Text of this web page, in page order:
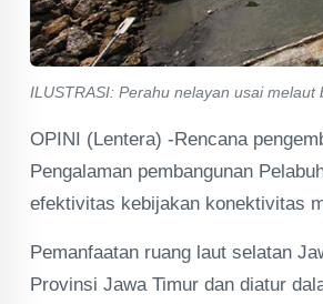
ILUSTRASI: Perahu nelayan usai
OPINI (Lentera) -Rencana
Pengalaman pembangunan
efektivitas kebijakan konektivitas
Pemanfaatan ruang laut selatan
Provinsi Jawa Timur dan diatur